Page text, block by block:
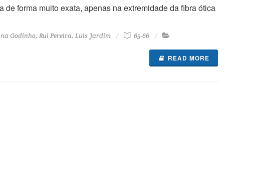
forma muito exata, apenas na extremidade da fibra ótica
Godinho, Rui Pereira, Luis Jardim 65-66
READ MORE